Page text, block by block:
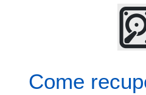
Come